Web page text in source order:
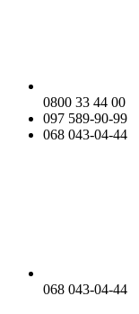
0800 33 44 00
097 589-90-99
068 043-04-44
068 043-04-44